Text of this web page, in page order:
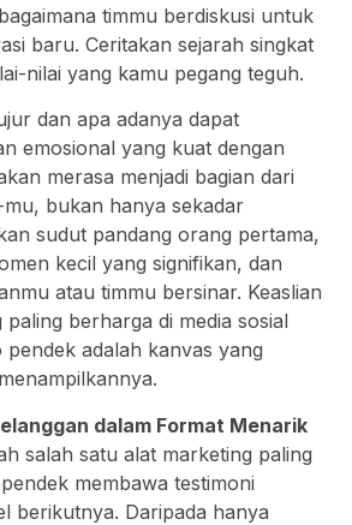
timmu berdiskusi untuk
baru. Ceritakan sejarah singkat
nilai yang kamu pegang teguh.
dan apa adanya dapat
emosional yang kuat dengan
merasa menjadi bagian dari
bukan hanya sekadar
sudut pandang orang pertama,
kecil yang signifikan, dan
atau timmu bersinar. Keaslian
paling berharga di media sosial
pendek adalah kanvas yang
dalam Format Menarik
salah satu alat marketing paling
membawa testimoni
berikutnya. Daripada hanya